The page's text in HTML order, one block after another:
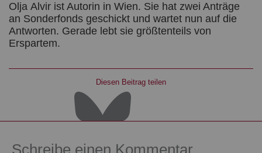
Olja Alvir ist Autorin in Wien. Sie hat zwei Anträge
an Sonderfonds geschickt und wartet nun auf die
Antworten. Gerade lebt sie größtenteils von
Erspartem.
Diesen Beitrag teilen